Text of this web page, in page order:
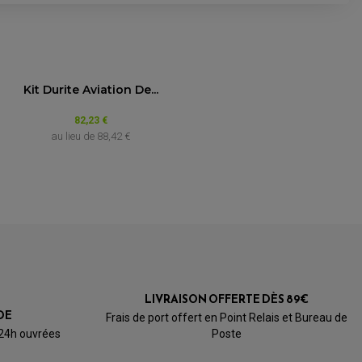
Max 1700
5.0
Kit Durite Aviation De...
82,23 €
au lieu de 88,42 €
ouvrées
LIVRAISON OFFERTE DÈS 89€
Frais de port offert en Point Relais et Bureau de
Poste